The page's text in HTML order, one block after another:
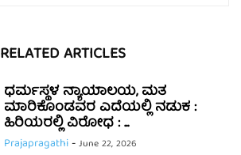
RELATED ARTICLES
ಧರ್ಮಸ್ಥಳ ನ್ಯಾಯಾಲಯ, ಮತ
ಮಾರಿಕೊಂಡವರ ಎದೆಯಲ್ಲಿ ನಡುಕ :
ಹಿರಿಯರಲ್ಲಿ ವಿರೋಧ : ...
Prajapragathi-June 22, 2026